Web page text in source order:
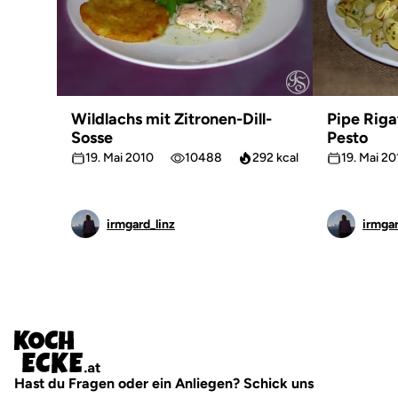
Wildlachs mit Zitronen-Dill-
Sosse
19. Mai 2010 10488 292 kcal
irmgard_linz
Pipe
Pesto
19. Mai
Hast du Fragen oder ein Anliegen? Schick uns